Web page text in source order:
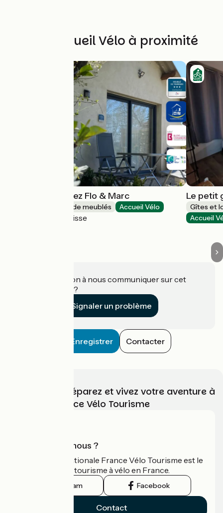
Autres Accueil Vélo à proximité
Le cottage - Chez Flo & Marc
Gîtes et locations de meublés Accueil Vélo
Valloire-sur-Cisse
Le petit
Gîtes et
Accueil
Une information à nous communiquer sur cet
établissement ?
Signaler un problème
Enregistrer Contacter
Choisissez, préparez et vivez votre aventure à
vélo avec France Vélo Tourisme
Qui sommes-nous ?
L'association nationale France Vélo Tourisme est le
guide officiel du tourisme à vélo en France.
Instagram Facebook
Contact